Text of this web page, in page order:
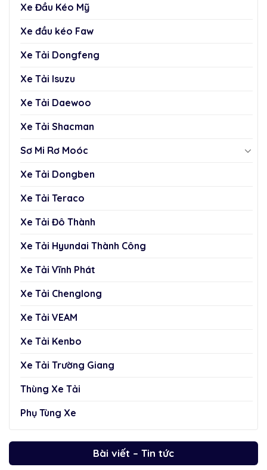
Xe Đầu Kéo Mỹ
Xe đầu kéo Faw
Xe Tải Dongfeng
Xe Tải Isuzu
Xe Tải Daewoo
Xe Tải Shacman
Sơ Mi Rơ Moóc
Xe Tải Dongben
Xe Tải Teraco
Xe Tải Đô Thành
Xe Tải Hyundai Thành Công
Xe Tải Vĩnh Phát
Xe Tải Chenglong
Xe Tải VEAM
Xe Tải Kenbo
Xe Tải Trường Giang
Thùng Xe Tải
Phụ Tùng Xe
Bài viết – Tin tức